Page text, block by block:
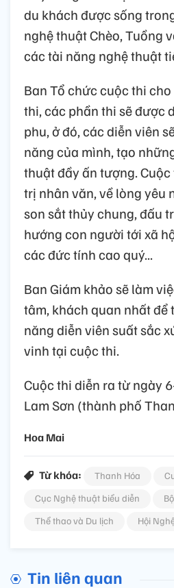
du khách được sống
nghệ thuật Chèo, Tuồng
các tài năng nghệ thuật
Ban Tổ chức cuộc thi
thi, các phần thi sẽ được
phu, ở đó, các diễn viên
năng của mình, tạo
thuật đầy ấn tượng.
trị nhân văn, về lòng yêu
son sắt thủy chung, đấu
hướng con người tới xã
các đức tính cao quý...
Ban Giám khảo sẽ làm
tâm, khách quan nhất để
năng diễn viên suất sắc
vinh tại cuộc thi.
Cuộc thi diễn ra từ ngày
Lam Sơn (thành phố
Hoa Mai
Từ khóa: Thanh Hóa
Cục Nghệ thuật biểu diễn
Thể thao và Du lịch
Hội
Tin liên quan